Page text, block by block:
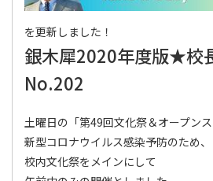
を更新しました！
銀木犀2020年度版★校
No.202
土曜日の「第49回文化祭＆オープンス
新型コロナウイルス感染予防のため、
校内文化祭をメインにして